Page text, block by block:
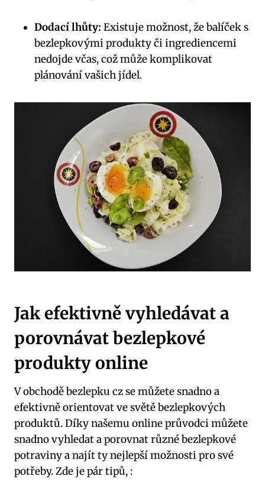
Dodací lhůty: Existuje možnost, že balíček s
bezlepkovými produkty či ingrediencemi
nedojde včas, což může komplikovat
plánování vašich jídel.
Jak efektivně vyhledávat a
porovnávat bezlepkové
produkty online
V obchodě bezlepku cz se můžete snadno a
efektivně orientovat ve světě bezlepkových
produktů. Díky našemu online průvodci můžete
snadno vyhledat a porovnat různé bezlepkové
potraviny a najít ty nejlepší možnosti pro své
potřeby. Zde je pár tipů, :